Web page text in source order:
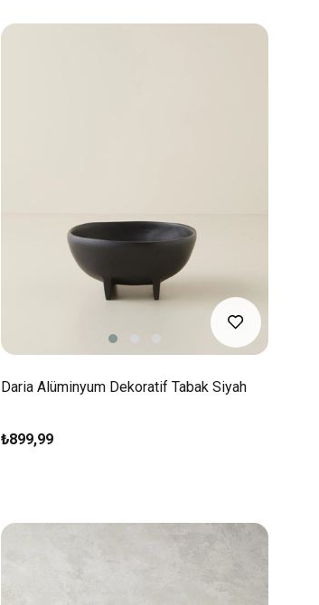
Daria Alüminyum Dekoratif Tabak Siyah
₺899,99